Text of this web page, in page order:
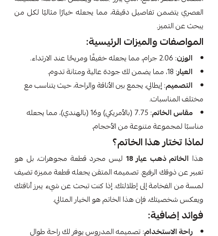
العصري يتضمن تفاصيل دقيقة، مما يجعله خيارًا مثاليًا لكل من
يبحث عن التميز.
المواصفات والميزات الرئيسية:
الوزن: 2.06 جرام، مما يجعله خفيفًا ومريحًا عند الارتداء.
العيار: 18، مما يضمن لك جودة عالية ومتانة تدوم.
التصميم: إيطالي، يجمع بين الأناقة والراحة، حيث يتناسب مع
مختلف المناسبات.
مقاس الخاتم
: 7.75 (بالأمريكي) و16 (بالهندي)، مما يجعله
مناسبًا لمجموعة متنوعة من الأحجام.
لماذا تختار هذا الخاتم؟
هذا الخاتم ذهب عيار 18
ليس مجرد قطعة مجوهرات، بل هو
تعبير عن ذوقك الرفيع. تصميمه المتقن يجعله قطعة مميزة تضيف
لمسة من الفخامة إلى إطلالتك. إذا كنت تبحث عن شيء يبرز أناقتك
ويعكس شخصيتك، فإن هذا الخاتم هو الخيار المثالي.
فوائد إضافية:
راحة الاستخدام: تصميمه المدروس يوفر لك راحة طوال